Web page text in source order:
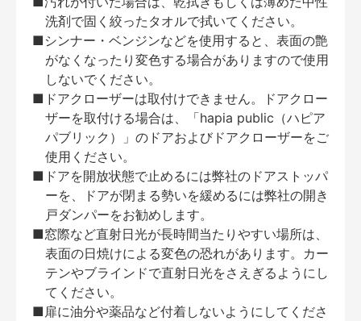
洗剤で固く絞ったタオルで拭いてください。
■シンナー・ベンジンなどを使用すると、表面の艶
がなくなったり変色する場合がありますので使用
しないでください。
■ドアクローザーは取付けできません。ドアクロー
ザーを取付ける場合は、「hapia public（ハピア
パブリック）」のドアおよびドアクローザーをご
使用ください。
■ドアを開放状態で止めるには弊社のドアストッパ
ーを、ドアが閉まる勢いを緩めるには弊社の開き
戸ダンパーをお勧めします。
■窓際など直射日光が長時間当たりやすい場所は、
表面の日焼けによる変色の恐れがあります。カー
テンやブラインドで直射日光をさえぎるようにし
てください。
■扉に油分や薬品など付着しないようにしてくださ